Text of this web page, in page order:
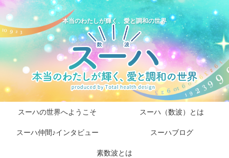
本当のわたしが輝く、愛と調和の世界
スーハの世界へようこそ スーハ（数波）とは
スーハ仲間♪インタビュー スーハブログ
素数波とは